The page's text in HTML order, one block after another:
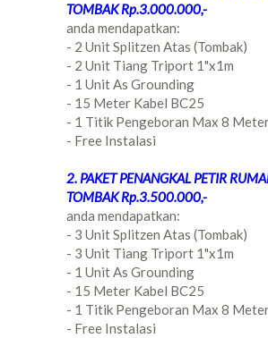
TOMBAK Rp.3.000.000,-
anda mendapatkan:
- 2 Unit Splitzen Atas (Tombak)
- 2 Unit Tiang Triport 1"x1m
- 1 Unit As Grounding
- 15 Meter Kabel BC25
- 1 Titik Pengeboran Max 8
- Free Instalasi
2. PAKET PENANGKAL PETIR
TOMBAK Rp.3.500.000,-
anda mendapatkan:
- 3 Unit Splitzen Atas (Tombak)
- 3 Unit Tiang Triport 1"x1m
- 1 Unit As Grounding
- 15 Meter Kabel BC25
- 1 Titik Pengeboran Max 8
- Free Instalasi